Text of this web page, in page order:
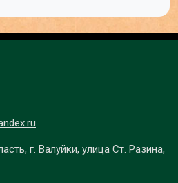
г. Валуйки, улица Ст. Разина,